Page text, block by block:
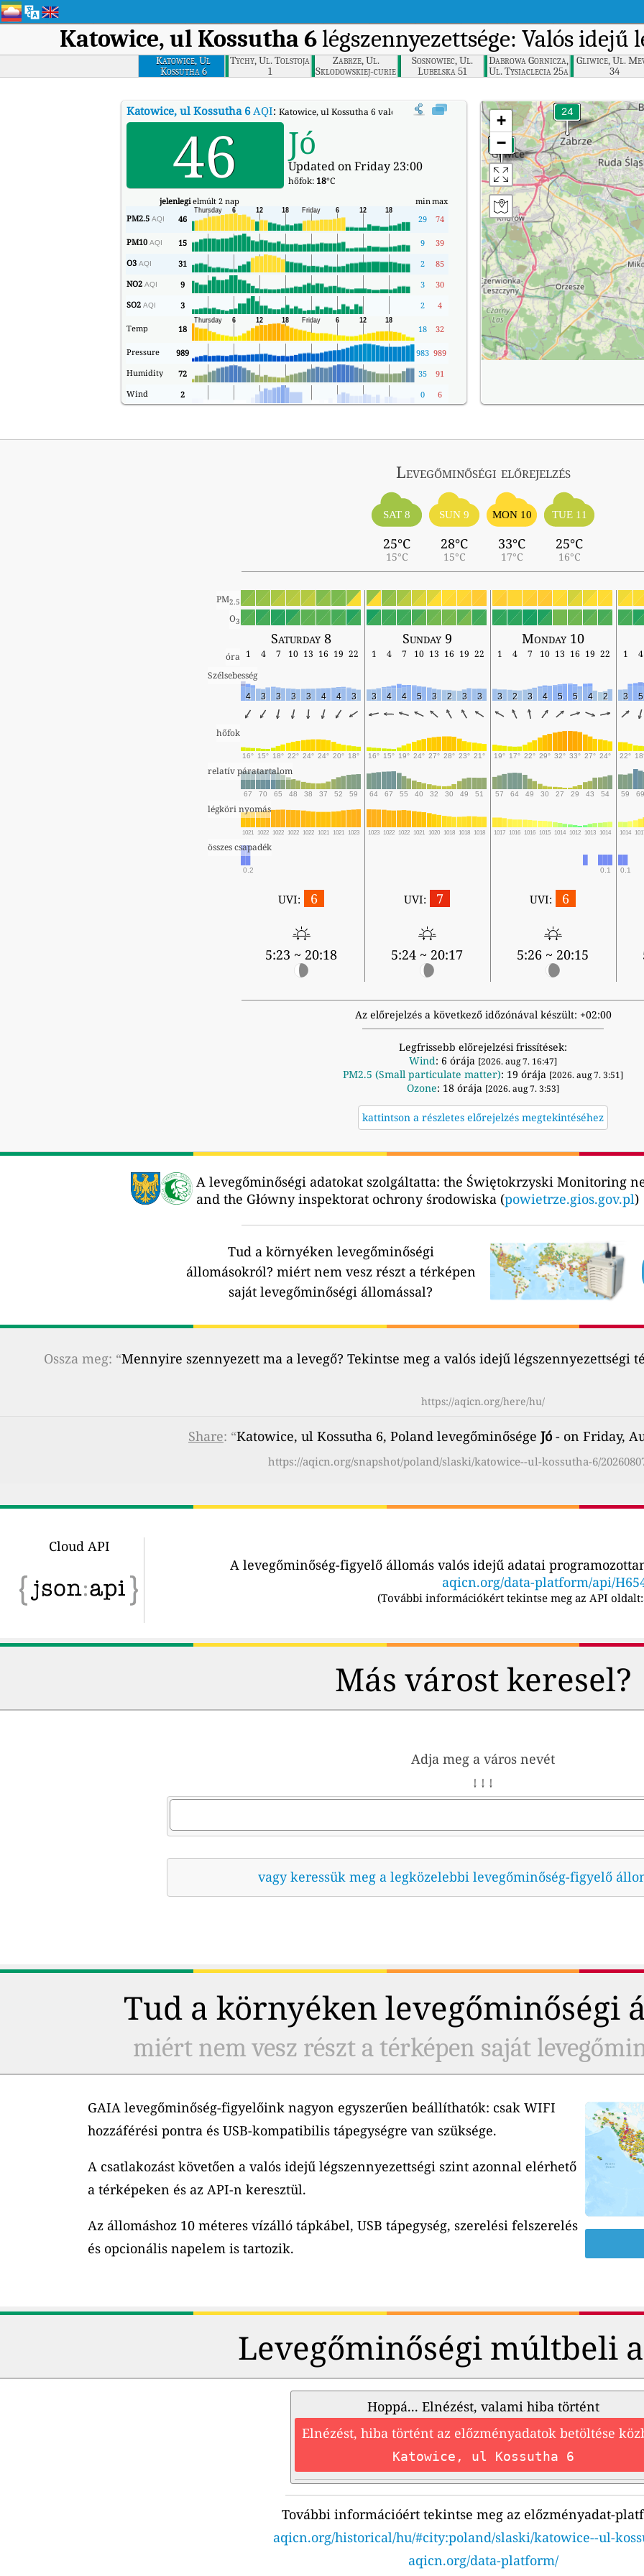
Katowice, ul Kossutha 6 légszennyezettsége: Valós
Katowice, Ul
Kossutha 6
Tychy, Ul. Tolstoja
1
Zabrze, Ul.
Sklodowskiej-curie
34
Sosnowiec, Ul.
Lubelska 51
Dabrowa Gornicza,
Ul. Tysiaclecia 25a
Gliwice, Ul.
34
Katowice, ul Kossutha 6AQI: Katowice, ul Kossutha 6 valós idejű levegőminőségi indexe (AQI).
46 Jó
Updated on Friday 23:00
hőfok: 18°C
jelenlegielmúlt 2 nap minmax
PM2.5 AQI 46 29 74
PM10 AQI 15 9
39
O3 AQI 31 2
85
NO2 AQI 9 3
30
SO2 AQI 3 2 4
Temp 18 18 32
Pressure 989 983 989
Humidity
72 35
91
Wind
2 0 6
+
−
Levegőminőségi előrejelzés
SAT 8
25°C
15°C
SUN 9
28°C
15°C
MON 10
33°C
17°C
TUE 11
25°C
16°C
PM2.5
O3
Saturday 8 Sunday 9 Monday 10
óra 1 4 7 10 13 16 19 22 1 4 7 10 13 16 19 22 1 4 7 10 13 16 19 22 1
4
Szélsebesség
4 3 3 3 3 4 4 3 3 4 4 5 3 2 3 3 3 2 3 4 5 5 4 2 3 5
hőfok
16° 15° 18° 22° 24° 24° 20° 18° 16° 15° 19° 24° 27° 28° 23° 21° 19° 17° 22° 29° 32° 33° 27° 24° 22°
relatív páratartalom
67 70 65 48 38 37 52 59 64 67 55 40 32 30 49 51 57 64 49 30 27 29 43 54 59 69
légköri nyomás
1021 1022 1022 1022 1022 1021 1021 1023 1023 1022 1022 1021 1020 1018 1018 1018 1017 1016 1016 1015 1014 1012 1013 1014 1014
összes csapadék
0.2 0.1 0.1
UVI: 6
5:23 ~ 20:18
UVI: 7
5:24 ~ 20:17
UVI: 6
5:26 ~ 20:15
Az előrejelzés a következő időzónával készült: +02:00
Legfrissebb előrejelzési frissítések:
Wind: 6 órája [2026. aug 7. 16:47]
PM2.5 (Small particulate matter): 19 órája [2026. aug 7. 3:51]
Ozone: 18 órája [2026. aug 7. 3:53]
kattintson a részletes előrejelzés megtekintéséhez
A levegőminőségi adatokat szolgáltatta: the Świętokrzyski Monitoring
and the Główny inspektorat ochrony środowiska (powietrze.gios.gov.pl)
Tud a környéken levegőminőségi
állomásokról? miért nem vesz részt a térképen
saját levegőminőségi állomással?
Ossza meg: “Mennyire szennyezett ma a levegő? Tekintse meg a valós idejű légszennyezettségi
https://aqicn.org/here/hu/
Share: “Katowice, ul Kossutha 6, Poland levegőminősége Jó- on Friday,
https://aqicn.org/snapshot/poland/slaski/katowice--ul-kossutha-6/
Cloud API
A levegőminőség-figyelő állomás valós idejű adatai
aqicn.org/data-platform/api/
(További információkért tekintse meg az API oldalt:
Más várost keresel?
Adja meg a város nevét
↓ ↓ ↓
vagy keressük meg a legközelebbi levegőminőség-figyelő
Tud a környéken levegőminőségi
miért nem vesz részt a térképen saját
GAIA levegőminőség-figyelőink nagyon egyszerűen beállíthatók: csak WIFI
hozzáférési pontra és USB-kompatibilis tápegységre van szüksége.
A csatlakozást követően a valós idejű légszennyezettségi szint azonnal elérhető
a térképeken és az API-n keresztül.
Az állomáshoz 10 méteres vízálló tápkábel, USB tápegység, szerelési felszerelés
és opcionális napelem is tartozik.
Levegőminőségi múltbeli
Hoppá... Elnézést, valami hiba történt
Elnézést, hiba történt az előzményadatok betöltése
Katowice, ul Kossutha 6
További információért tekintse meg az előzményadat-
aqicn.org/historical/hu/#city:poland/slaski/katowice--ul-
aqicn.org/data-platform/